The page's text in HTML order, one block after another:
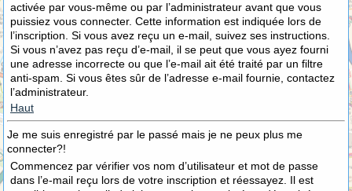
activée par vous-même ou par l’administrateur avant que vous
puissiez vous connecter. Cette information est indiquée lors de
l’inscription. Si vous avez reçu un e-mail, suivez ses instructions.
Si vous n’avez pas reçu d’e-mail, il se peut que vous ayez fourni
une adresse incorrecte ou que l’e-mail ait été traité par un filtre
anti-spam. Si vous êtes sûr de l’adresse e-mail fournie, contactez
l’administrateur.
Haut
Je me suis enregistré par le passé mais je ne peux plus me
connecter?!
Commencez par vérifier vos nom d’utilisateur et mot de passe
dans l’e-mail reçu lors de votre inscription et réessayez. Il est